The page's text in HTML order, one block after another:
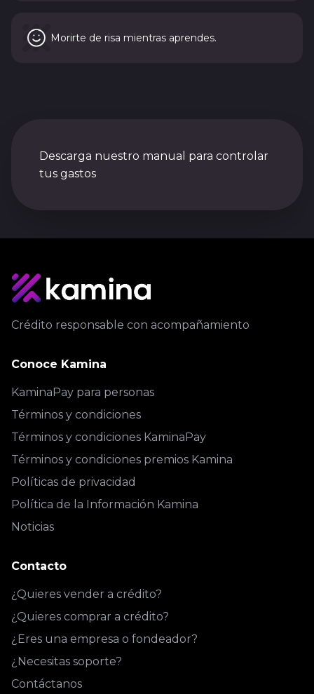
Morirte de risa mientras aprendes.
Descarga nuestro manual para controlar
tus gastos
Crédito responsable con acompañamiento
Conoce Kamina
KaminaPay para personas
Términos y condiciones
Términos y condiciones KaminaPay
Términos y condiciones premios Kamina
Políticas de privacidad
Política de la Información Kamina
Noticias
Contacto
¿Quieres vender a crédito?
¿Quieres comprar a crédito?
¿Eres una empresa o fondeador?
¿Necesitas soporte?
Contáctanos